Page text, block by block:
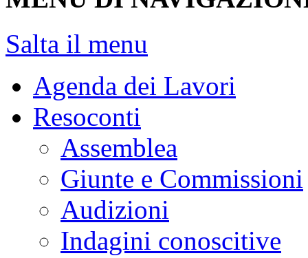
Salta il menu
Agenda dei Lavori
Resoconti
Assemblea
Giunte e Commissioni
Audizioni
Indagini conoscitive